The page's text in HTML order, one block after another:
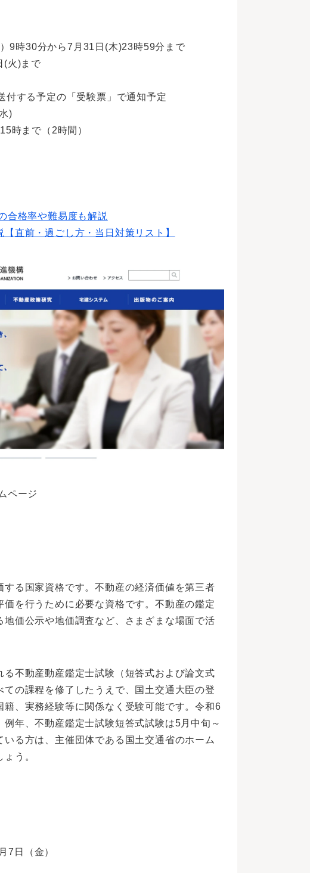
9時30分から7月31日(木)23時59分まで
火)まで
付する予定の「受験票」で通知予定
)
時まで（2時間）
合格率や難易度も解説
直前・過ごし方・当日対策リスト】
ページ
る国家資格です。不動産の経済価値を第三者
を行うために必要な資格です。不動産の鑑定
価公示や地価調査など、さまざまな場面で活
不動産動産鑑定士試験（短答式および論文式
の課程を修了したうえで、国土交通大臣の登
、実務経験等に関係なく受験可能です。令和6
年、不動産鑑定士試験短答式試験は5月中旬～
る方は、主催団体である国土交通省のホーム
う。
7日（金）